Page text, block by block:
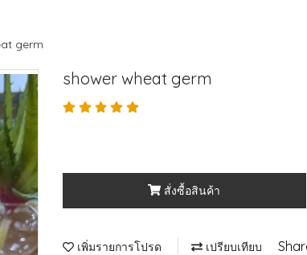
germ
shower wheat germ
สั่งซื้อสินค้า
เพิ่มรายการโปรด เปรียบเทียบ